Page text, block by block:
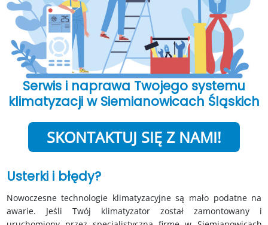
Serwis i naprawa Twojego systemu
klimatyzacji w Siemianowicach Śląskich
SKONTAKTUJ SIĘ Z NAMI!
Usterki i błędy?
Nowoczesne technologie klimatyzacyjne są mało podatne na
awarie. Jeśli Twój klimatyzator został zamontowany i